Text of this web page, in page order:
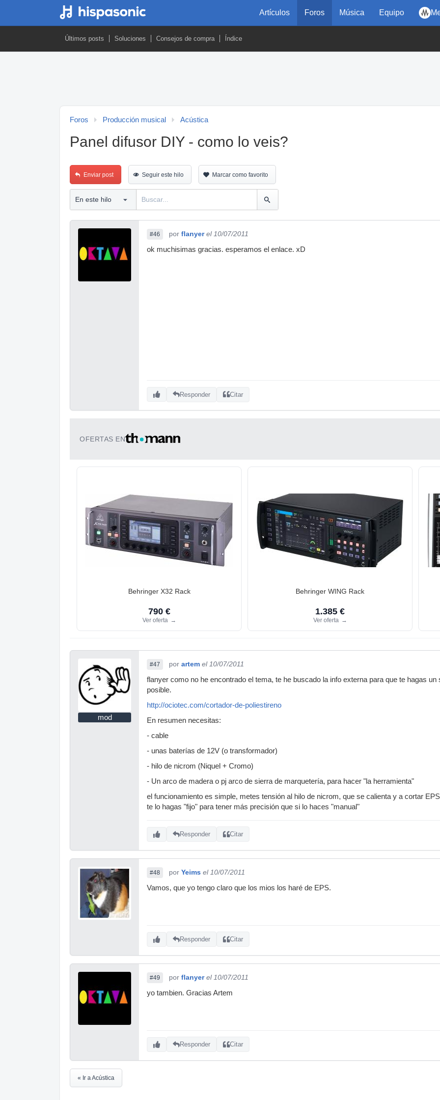
Artículos Foros Música Equipo
Últimos posts Soluciones Consejos de compra Índice
Foros Producción musical Acústica
Panel difusor DIY - como lo veis?
Enviar post Seguir este hilo Marcar como favorito
#46 por flanyer el 10/07/2011
ok muchisimas gracias. esperamos el enlace. xD
Responder Citar
OFERTAS EN
Behringer X32 Rack
790 €
Ver oferta →
Behringer WING Rack
1.385 €
Ver oferta →
mod
#47 por artem el 10/07/2011
flanyer como no he encontrado el tema, te he buscado la info externa para que te hagas
posible.
http://ociotec.com/cortador-de-poliestireno
En resumen necesitas:
- cable
- unas baterías de 12V (o transformador)
- hilo de nicrom (Niquel + Cromo)
- Un arco de madera o pj arco de sierra de marquetería, para hacer "la herramienta"
el funcionamiento es simple, metes tensión al hilo de nicrom, que se calienta y a cortar
te lo hagas "fijo" para tener más precisión que si lo haces "manual"
Responder Citar
#48 por Yeims el 10/07/2011
Vamos, que yo tengo claro que los mios los haré de EPS.
Responder Citar
#49 por flanyer el 10/07/2011
yo tambien. Gracias Artem
Responder Citar
« Ir a Acústica